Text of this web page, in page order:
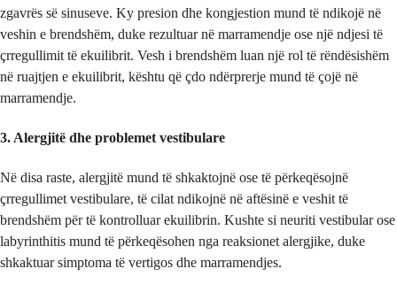
zgavrës së sinuseve. Ky presion dhe kongjestion mund të ndikojë në
veshin e brendshëm, duke rezultuar në marramendje ose një ndjesi të
çrregullimit të ekuilibrit. Vesh i brendshëm luan një rol të rëndësishëm
në ruajtjen e ekuilibrit, kështu që çdo ndërprerje mund të çojë në
marramendje.
3. Alergjitë dhe problemet vestibulare
Në disa raste, alergjitë mund të shkaktojnë ose të përkeqësojnë
çrregullimet vestibulare, të cilat ndikojnë në aftësinë e veshit të
brendshëm për të kontrolluar ekuilibrin. Kushte si neuriti vestibular ose
labyrinthitis mund të përkeqësohen nga reaksionet alergjike, duke
shkaktuar simptoma të vertigos dhe marramendjes.